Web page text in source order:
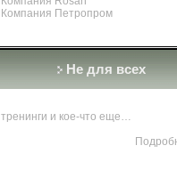
Компания Петропром
Не для всех
тренинги и кое-что еще…